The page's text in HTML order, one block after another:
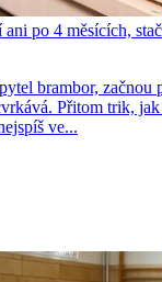
po 4 měsících,
brambor, začnou
Přitom trik,
ve...